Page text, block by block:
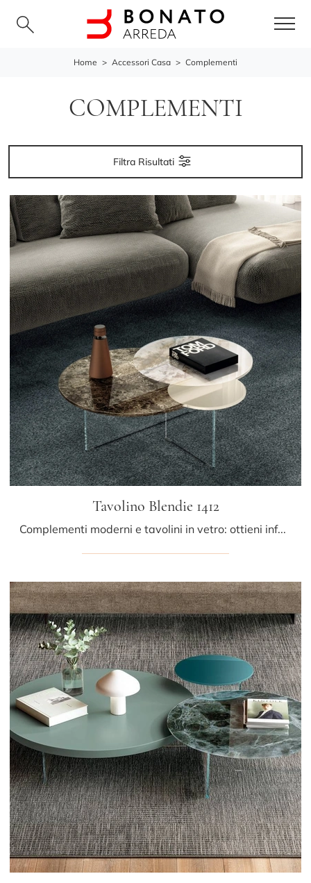
Home > Accessori Casa > Complementi
COMPLEMENTI
Filtra Risultati
Tavolino Blendie 1412
Complementi moderni e tavolini in vetro: ottieni informazioni sul modello Tavolino Blendie 1412 di Lago e potrai arricchire i tuoi locali.